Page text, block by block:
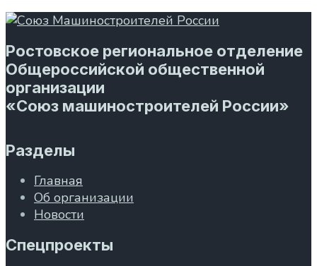
Ростовское региональное отделение
Общероссийской общественной
организации
«Союз машиностроителей России»
Разделы
Главная
Об организации
Новости
Спецпроекты